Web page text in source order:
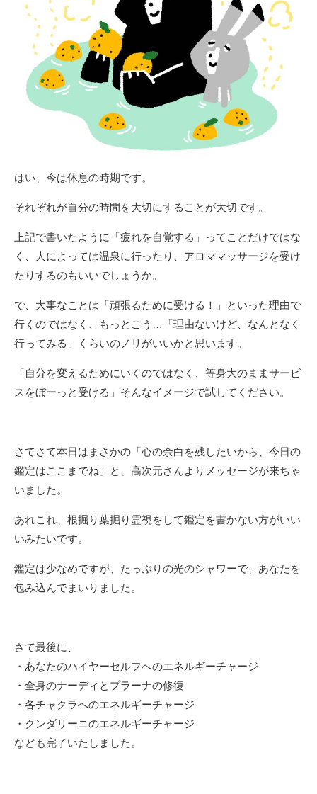
はい、今は休息の時期です。
それぞれが自分の時間を大切にすることが大切です。
上記で書いたように「疲れを自覚する」ってことだけではな
く、人によっては温泉に行ったり、アロママッサージを受け
たりするのもいいでしょうか。
で、大事なことは「頑張るために受ける！」といった理由で
行くのではなく、もっとこう…「理由ないけど、なんとなく
行ってみる」くらいのノリがいいかと思います。
「自分を変えるためにいくのではなく、等身大のままサービ
スをぼーっと受ける」そんなイメージで試してください。
さてさて本日はまさかの「心の余白を残したいから、今日の
鑑定はここまでね」と、高次元さんよりメッセージが来ちゃ
いました。
あれこれ、根掘り葉掘り霊視をして鑑定を書かない方がいい
いみたいです。
鑑定は少なめですが、たっぷりの光のシャワーで、あなたを
包み込んでまいりました。
さて最後に、
・あなたのハイヤーセルフへのエネルギーチャージ
・全身のナーディとプラーナの修復
・各チャクラへのエネルギーチャージ
・クンダリーニのエネルギーチャージ
なども完了いたしました。